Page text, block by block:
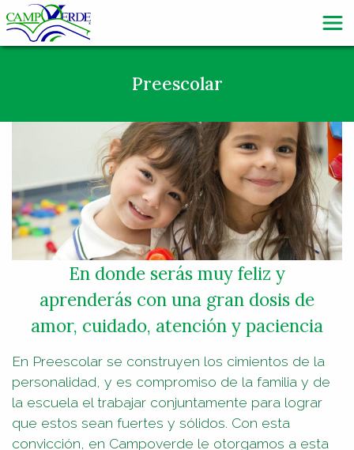
Preescolar
En donde serás muy feliz y
aprenderás con una gran dosis de
amor, cuidado, atención y paciencia
En Preescolar se construyen los cimientos de la
personalidad, y es compromiso de la familia y de
la escuela el trabajar conjuntamente para lograr
que estos sean fuertes y sólidos. Con esta
convicción, en Campoverde le otorgamos a esta